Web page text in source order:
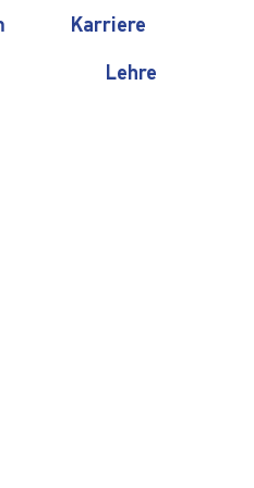
Karriere
Lehre